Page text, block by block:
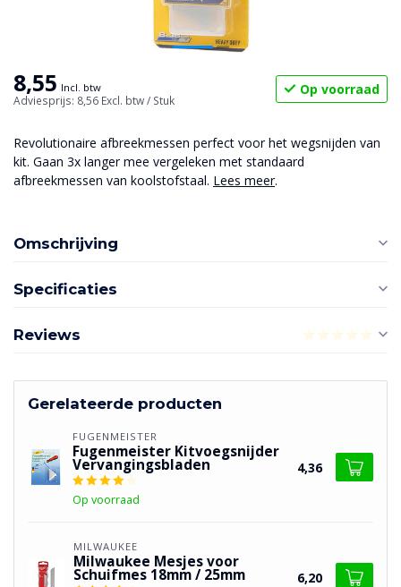
8,55 Incl. btw
Adviesprijs: 8,56 Excl. btw/ Stuk
Op voorraad
Revolutionaire afbreekmessen perfect voor het wegsnijden van
kit. Gaan 3x langer mee vergeleken met standaard
afbreekmessen van koolstofstaal. Lees meer.
Omschrijving
Specificaties
Reviews
Gerelateerde producten
FUGENMEISTER
Fugenmeister Kitvoegsnijder
Vervangingsbladen
Op voorraad
4,36
MILWAUKEE
Milwaukee Mesjes voor
Schuifmes 18mm / 25mm 6,20